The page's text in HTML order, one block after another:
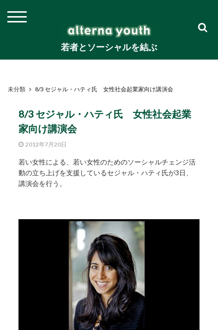
若者とソーシャルを結ぶ
未分類 8/3 セジャル・ハティ氏 女性社会起業家向け講演会
8/3 セジャル・ハティ氏 女性社会起業
家向け講演会
2012年7月20日
若い女性による、若い女性のためのソーシャルチェンジ活
動の立ち上げを支援しているセジャル・ハティ氏が3日、
講演会を行う。